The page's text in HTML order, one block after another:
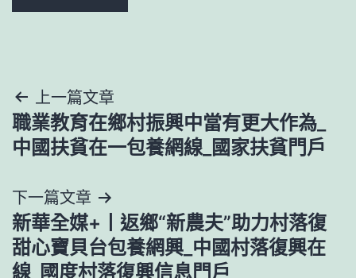
文
章
覽
上一篇文章
職業教育在鄉村振興中當有更大作為_
中國扶貧在一包養網線_國家扶貧門戶
下一篇文章
新華全媒+丨返鄉“新農夫”助力村落復
甜心寶貝台包養網興_中國村落復興在
線_國度村落復興信息門戶